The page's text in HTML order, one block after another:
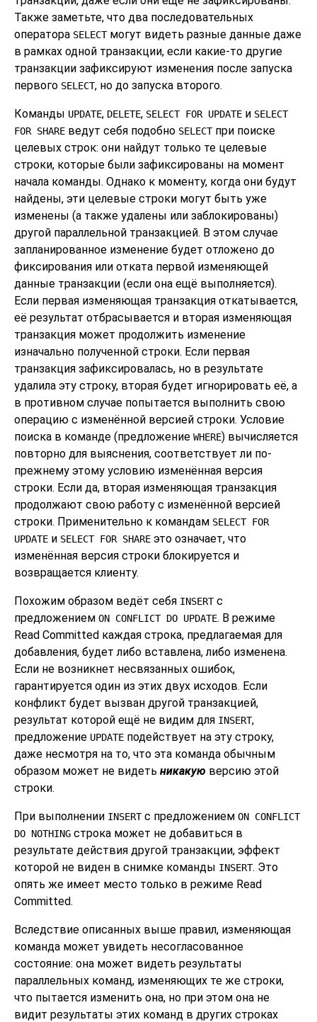
Также заметьте, что два последовательных
оператора SELECTмогут видеть разные данные даже
в рамках одной транзакции, если какие-то другие
транзакции зафиксируют изменения после запуска
первого SELECT, но до запуска второго.
Команды UPDATE, DELETE, SELECT FOR UPDATE и SELECT
FOR SHARE ведут себя подобно SELECTпри поиске
целевых строк: они найдут только те целевые
строки, которые были зафиксированы на момент
начала команды. Однако к моменту, когда они будут
найдены, эти целевые строки могут быть уже
изменены (а также удалены или заблокированы)
другой параллельной транзакцией. В этом случае
запланированное изменение будет отложено до
фиксирования или отката первой изменяющей
данные транзакции (если она ещё выполняется).
Если первая изменяющая транзакция откатывается,
её результат отбрасывается и вторая изменяющая
транзакция может продолжить изменение
изначально полученной строки. Если первая
транзакция зафиксировалась, но в результате
удалила эту строку, вторая будет игнорировать её, а
в противном случае попытается выполнить свою
операцию с изменённой версией строки. Условие
поиска в команде (предложение WHERE) вычисляется
повторно для выяснения, соответствует ли по-
прежнему этому условию изменённая версия
строки. Если да, вторая изменяющая транзакция
продолжают свою работу с изменённой версией
строки. Применительно к командам SELECT FOR
UPDATE и SELECT FOR SHARE это означает, что
изменённая версия строки блокируется и
возвращается клиенту.
Похожим образом ведёт себя INSERTс
предложением ON CONFLICT DO UPDATE. В режиме
Read Committed каждая строка, предлагаемая для
добавления, будет либо вставлена, либо изменена.
Если не возникнет несвязанных ошибок,
гарантируется один из этих двух исходов. Если
конфликт будет вызван другой транзакцией,
результат которой ещё не видим для INSERT,
предложение UPDATE подействует на эту строку,
даже несмотря на то, что эта команда обычным
образом может не видеть никакую версию этой
строки.
При выполнении INSERTс предложением ON CONFLICT
DO NOTHING строка может не добавиться в
результате действия другой транзакции, эффект
которой не виден в снимке команды INSERT. Это
опять же имеет место только в режиме Read
Committed.
Вследствие описанных выше правил, изменяющая
команда может увидеть несогласованное
состояние: она может видеть результаты
параллельных команд, изменяющих те же строки,
что пытается изменить она, но при этом она не
видит результаты этих команд в других строках